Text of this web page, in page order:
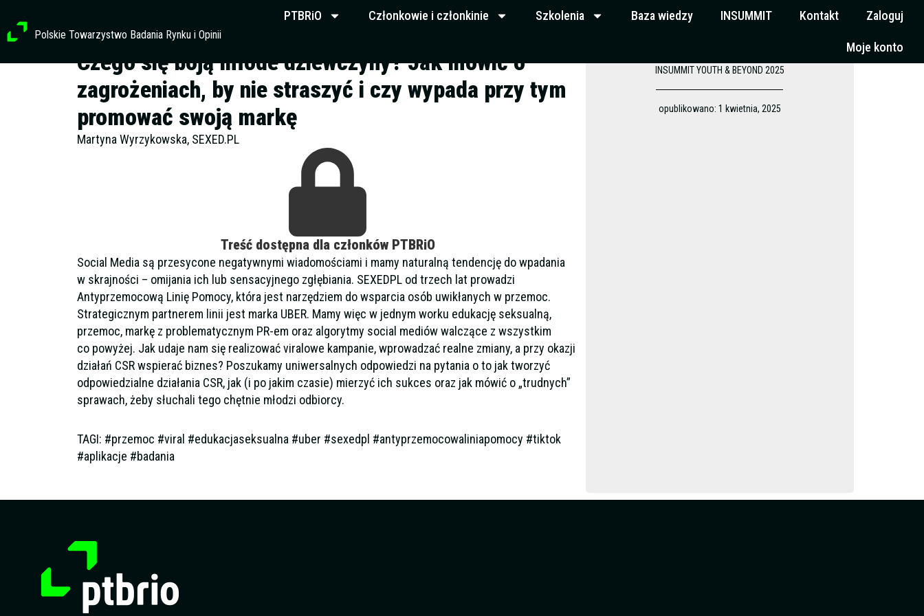
treści
Polskie Towarzystwo Badania Rynku i Opinii
PTBRiO Członkowie i członkinie Szkolenia Baza wiedzy INSUMMIT Kontakt Zaloguj
Moje konto
Czego się boją młode dziewczyny? Jak mówić o
zagrożeniach, by nie straszyć i czy wypada przy tym
promować swoją markę
Martyna Wyrzykowska, SEXED.PL
Treść dostępna dla członków PTBRiO
Social Media są przesycone negatywnymi wiadomościami i mamy naturalną tendencję do wpadania
w skrajności – omijania ich lub sensacyjnego zgłębiania. SEXEDPL od trzech lat prowadzi
Antyprzemocową Linię Pomocy, która jest narzędziem do wsparcia osób uwikłanych w przemoc.
Strategicznym partnerem linii jest marka UBER. Mamy więc w jednym worku edukację seksualną,
przemoc, markę z problematycznym PR-em oraz algorytmy social mediów walczące z wszystkim
co powyżej. Jak udaje nam się realizować viralowe kampanie, wprowadzać realne zmiany, a przy okazji
działań CSR wspierać biznes? Poszukamy uniwersalnych odpowiedzi na pytania o to jak tworzyć
odpowiedzialne działania CSR, jak (i po jakim czasie) mierzyć ich sukces oraz jak mówić o „trudnych”
sprawach, żeby słuchali tego chętnie młodzi odbiorcy.
TAGI: #przemoc #viral #edukacjaseksualna #uber #sexedpl #antyprzemocowaliniapomocy #tiktok
#aplikacje #badania
INSUMMIT YOUTH & BEYOND 2025
opublikowano: 1 kwietnia, 2025